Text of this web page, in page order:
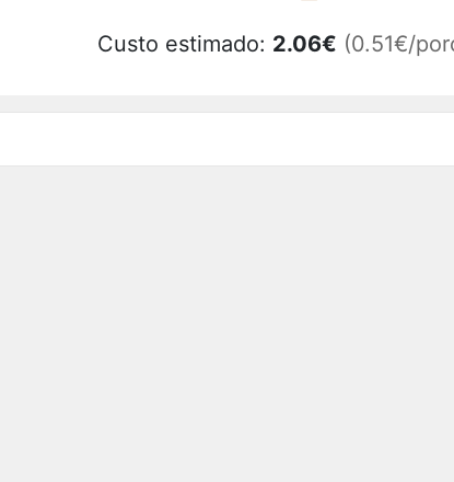
Custo estimado: 2.06€ (0.51€/